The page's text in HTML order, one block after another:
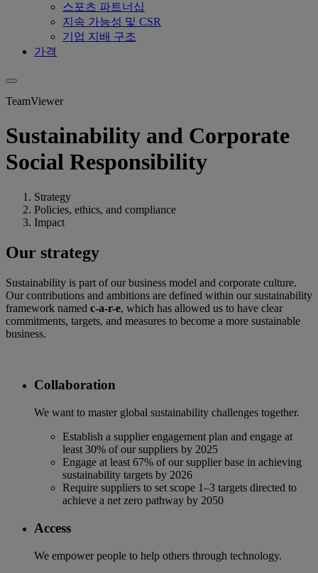
스포츠 파트너십
지속 가능성 및 CSR
기업 지배 구조
가격
TeamViewer
Sustainability and Corporate
Social Responsibility
Strategy
Policies, ethics, and compliance
Impact
Our strategy
Sustainability is part of our business model and corporate culture.
Our contributions and ambitions are defined within our sustainability
framework named c-a-r-e, which has allowed us to have clear
commitments, targets, and measures to become a more sustainable
business.
Collaboration
We want to master global sustainability challenges together.
Establish a supplier engagement plan and engage at
least 30% of our suppliers by 2025
Engage at least 67% of our supplier base in achieving
sustainability targets by 2026
Require suppliers to set scope 1–3 targets directed to
achieve a net zero pathway by 2050
Access
We empower people to help others through technology.